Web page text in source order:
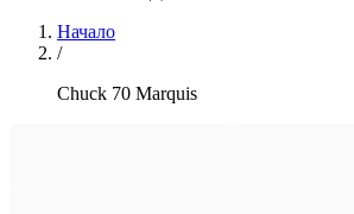
Начало
/
Chuck 70 Marquis